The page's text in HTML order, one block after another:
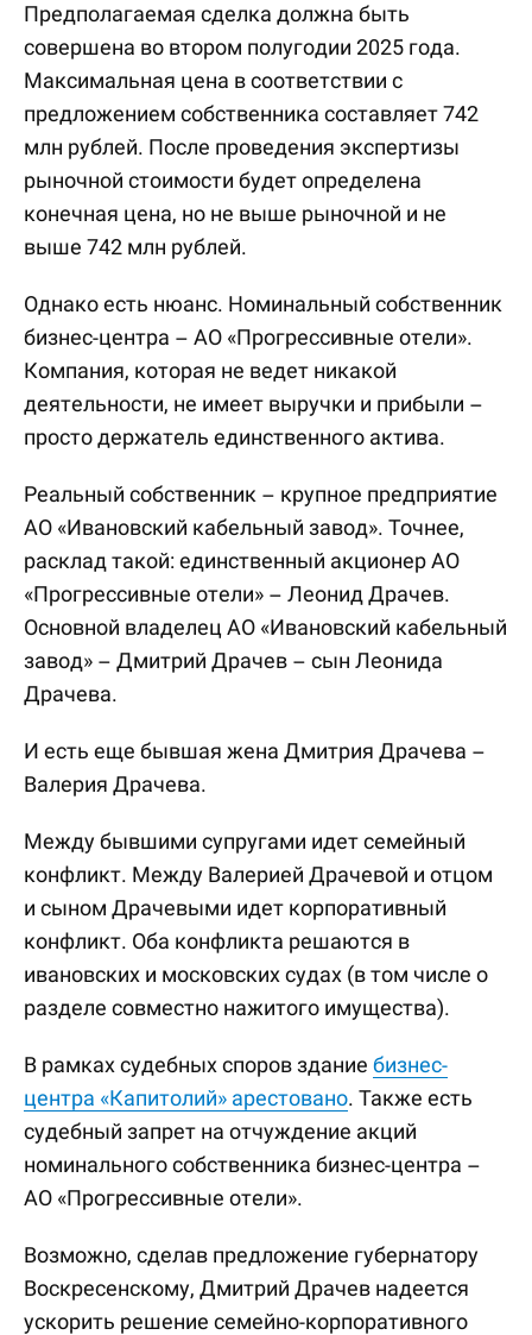
Предполагаемая сделка должна быть
совершена во втором полугодии 2025 года.
Максимальная цена в соответствии с
предложением собственника составляет 742
млн рублей. После проведения экспертизы
рыночной стоимости будет определена
конечная цена, но не выше рыночной и не
выше 742 млн рублей.
Однако есть нюанс. Номинальный собственник
бизнес-центра – АО «Прогрессивные отели».
Компания, которая не ведет никакой
деятельности, не имеет выручки и прибыли –
просто держатель единственного актива.
Реальный собственник – крупное предприятие
АО «Ивановский кабельный завод». Точнее,
расклад такой: единственный акционер АО
«Прогрессивные отели» – Леонид Драчев.
Основной владелец АО «Ивановский кабельный
завод» – Дмитрий Драчев – сын Леонида
Драчева.
И есть еще бывшая жена Дмитрия Драчева –
Валерия Драчева.
Между бывшими супругами идет семейный
конфликт. Между Валерией Драчевой и отцом
и сыном Драчевыми идет корпоративный
конфликт. Оба конфликта решаются в
ивановских и московских судах (в том числе о
разделе совместно нажитого имущества).
В рамках судебных споров здание бизнес-
центра «Капитолий» арестовано. Также есть
судебный запрет на отчуждение акций
номинального собственника бизнес-центра –
АО «Прогрессивные отели».
Возможно, сделав предложение губернатору
Воскресенскому, Дмитрий Драчев надеется
ускорить решение семейно-корпоративного